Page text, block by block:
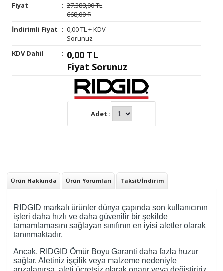
Fiyat
: 27.388,00 TL
668,00 $
İndirimli Fiyat : 0,00 TL + KDV
Sorunuz
KDV Dahil
: 0,00 TL
Fiyat Sorunuz
Adet :
Ürün Hakkında Ürün Yorumları Taksit/İndirim
RIDGID markalı ürünler dünya çapında son kullanıcının
işleri daha hızlı ve daha güvenilir bir şekilde
tamamlamasını sağlayan sınıfının en iyisi aletler olarak
tanınmaktadır.
Ancak, RIDGID Ömür Boyu Garanti daha fazla huzur
sağlar. Aletiniz işçilik veya malzeme nedeniyle
arızalanırsa, aleti ücretsiz olarak onarır veya değiştiririz.